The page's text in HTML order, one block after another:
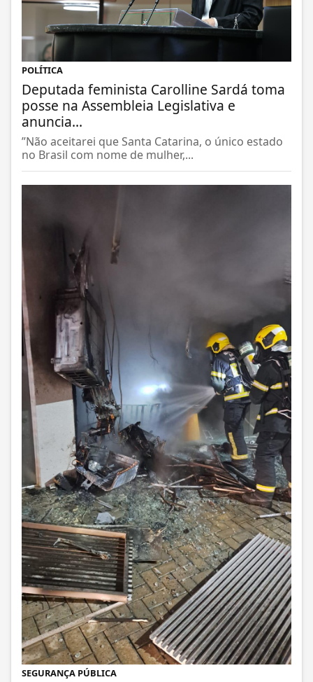
POLÍTICA
Deputada feminista Carolline Sardá toma
posse na Assembleia Legislativa e
anuncia...
”Não aceitarei que Santa Catarina, o único estado
no Brasil com nome de mulher,...
SEGURANÇA PÚBLICA